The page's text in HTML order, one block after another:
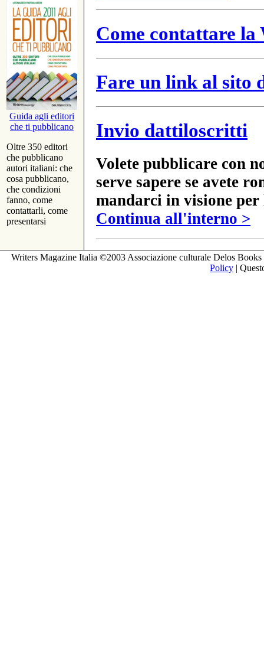
Guida agli editori
che ti pubblicano
Oltre 350 editori
che pubblicano
autori italiani: che
cosa pubblicano,
che condizioni
fanno, come
contattarli, come
presentarsi
Come contattare
Fare un link al sito
Invio dattiloscritti
Volete pubblicare con
serve sapere se avete
mandarci in visione
Continua all'interno >
Writers Magazine Italia ©2003 Associazione culturale Delos
Policy |